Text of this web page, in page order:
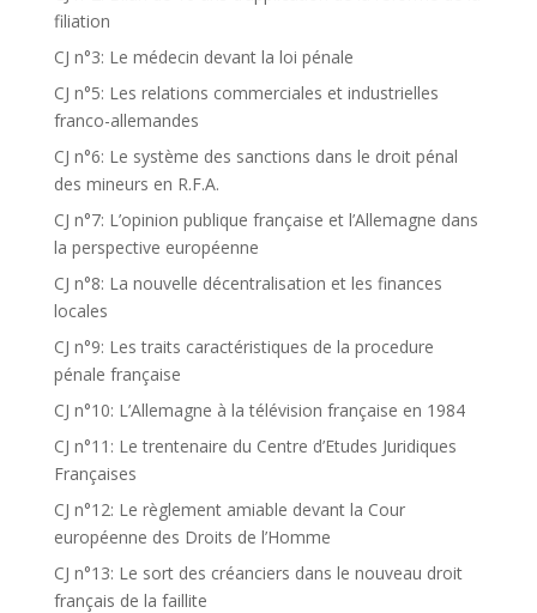
filiation
CJ n°3: Le médecin devant la loi pénale
CJ n°5: Les relations commerciales et industrielles
franco-allemandes
CJ n°6: Le système des sanctions dans le droit pénal
des mineurs en R.F.A.
CJ n°7: L’opinion publique française et l’Allemagne dans
la perspective européenne
CJ n°8: La nouvelle décentralisation et les finances
locales
CJ n°9: Les traits caractéristiques de la procedure
pénale française
CJ n°10: L’Allemagne à la télévision française en 1984
CJ n°11: Le trentenaire du Centre d’Etudes Juridiques
Françaises
CJ n°12: Le règlement amiable devant la Cour
européenne des Droits de l’Homme
CJ n°13: Le sort des créanciers dans le nouveau droit
français de la faillite